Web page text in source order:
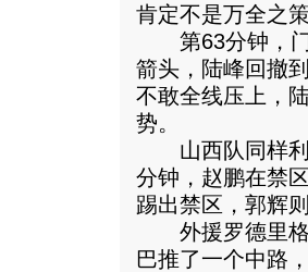
肯定不是万全之策
第63分钟，门
箭头，陆峰回撤
不敢全线压上，
势。
山西队同样利
分钟，赵鹏在禁
踢出禁区，郭辉
外援罗德里格
巴推了一个中路